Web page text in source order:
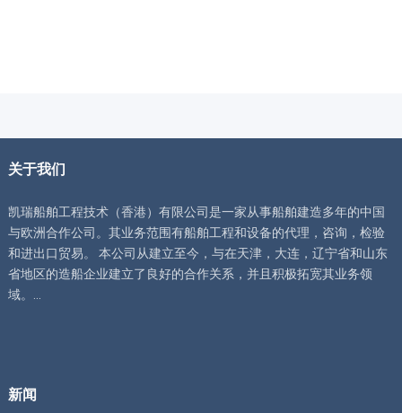
关于我们
凯瑞船舶工程技术（香港）有限公司是一家从事船舶建造多年的中国
与欧洲合作公司。其业务范围有船舶工程和设备的代理，咨询，检验
和进出口贸易。 本公司从建立至今，与在天津，大连，辽宁省和山东
省地区的造船企业建立了良好的合作关系，并且积极拓宽其业务领
域。...
新闻